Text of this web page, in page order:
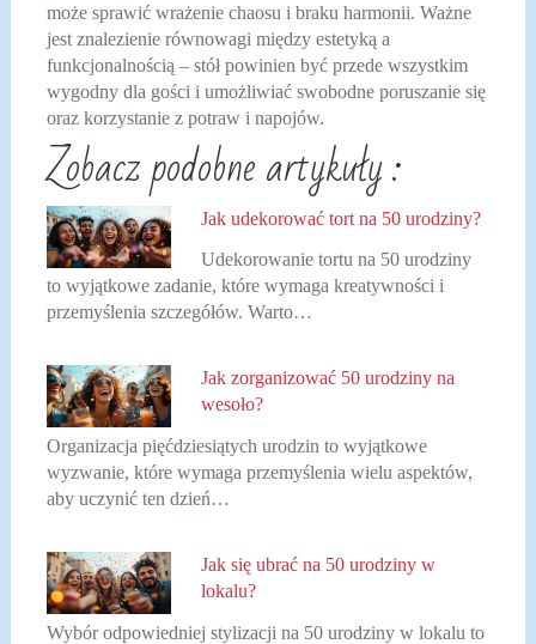
może sprawić wrażenie chaosu i braku harmonii. Ważne
jest znalezienie równowagi między estetyką a
funkcjonalnością – stół powinien być przede wszystkim
wygodny dla gości i umożliwiać swobodne poruszanie się
oraz korzystanie z potraw i napojów.
Zobacz podobne artykuły :
Jak udekorować tort na 50 urodziny?
Udekorowanie tortu na 50 urodziny
to wyjątkowe zadanie, które wymaga kreatywności i
przemyślenia szczegółów. Warto…
Jak zorganizować 50 urodziny na
wesoło?
Organizacja pięćdziesiątych urodzin to wyjątkowe
wyzwanie, które wymaga przemyślenia wielu aspektów,
aby uczynić ten dzień…
Jak się ubrać na 50 urodziny w
lokalu?
Wybór odpowiedniej stylizacji na 50 urodziny w lokalu to